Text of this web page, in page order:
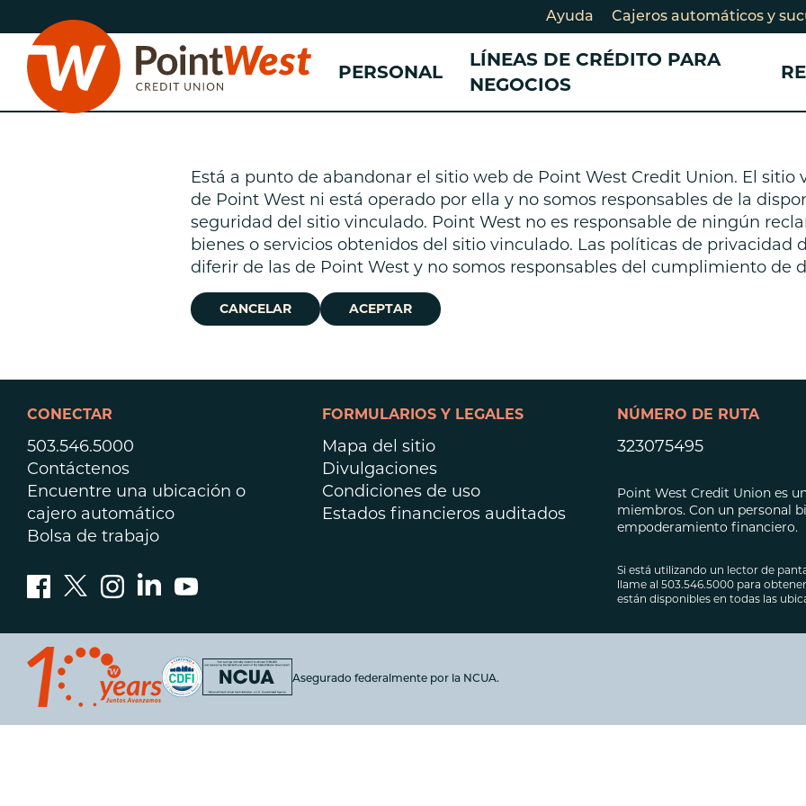
al
contenido
al
inicio
sesión
Ayuda Cajeros automáticos y
PERSONAL
Cuentas de cheques
Cuentas de ahorros
Certificados de depósito
(CD)
CRÉDITO
Préstamo en
Tarjetas de
Préstamo para
crédito
Préstamos
Préstamos para
LÍNEAS DE CRÉDITO PARA
NEGOCIOS
Cuentas de cheques para
negocios
Cuenta de ahorros para
negocios
negocios
PRÉSTAMOS
Préstamos para
negocios
Tarjeta de
Historias de miembros
Nuestro Impacto
Socios comunitarios
Participe
Está a punto de abandonar el sitio web de Point West Credit Union. El sitio
de Point West ni está operado por ella y no somos responsables de la
seguridad del sitio vinculado. Point West no es responsable de ningún
bienes o servicios obtenidos del sitio vinculado. Las políticas de privacidad
diferir de las de Point West y no somos responsables del cumplimiento de
CANCELAR ACEPTAR
CONECTAR
503.546.5000
Contáctenos
Encuentre una ubicación o
cajero automático
Bolsa de trabajo
FORMULARIOS Y LEGALES
Mapa del sitio
Divulgaciones
Condiciones de uso
Estados financieros auditados
NÚMERO DE RUTA
323075495
Point West Credit Union es
miembros. Con un personal
empoderamiento financiero.
Si está utilizando un lector de
llame al 503.546.5000 para
están disponibles en todas las
Asegurado federalmente por la NCUA.